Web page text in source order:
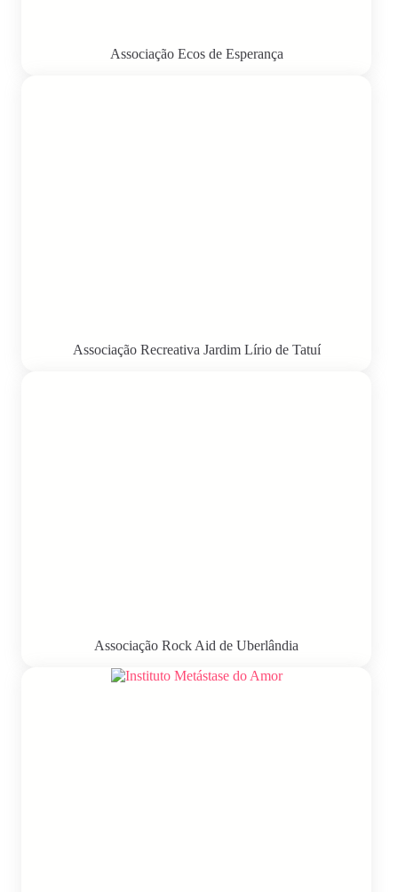
Associação Ecos de Esperança
Associação Recreativa Jardim Lírio de Tatuí
Associação Rock Aid de Uberlândia